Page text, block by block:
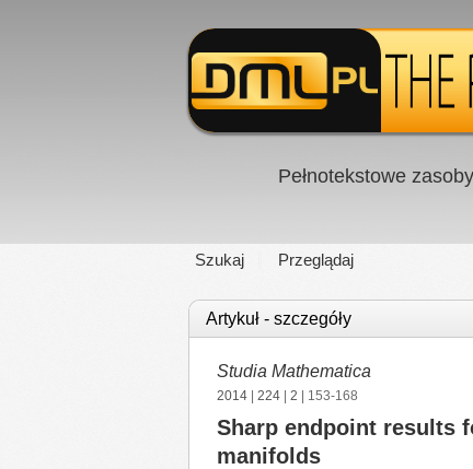
Pełnotekstowe
Szukaj Przeglądaj
Artykuł - szczegóły
Studia Mathematica
2014 224 2 | 153-168
Sharp endpoint results
manifolds